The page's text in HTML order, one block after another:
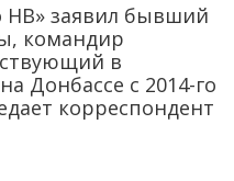
НВ» заявил бывший
командир
в
Донбассе с 2014-го
корреспондент